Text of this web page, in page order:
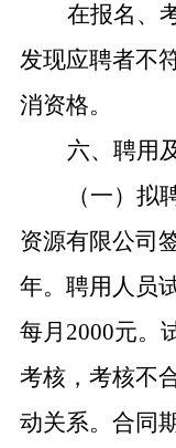
在报名、
发现应聘者不
消资格。
六、聘用
（一）拟
资源有限公司
年。聘用人员
每月2000元。
考核，考核不
动关系。合同